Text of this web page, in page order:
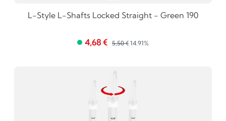
L-Style L-Shafts Locked Straight - Green 190
4,68 € 5,50 € 14.91%